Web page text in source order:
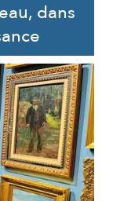
dans